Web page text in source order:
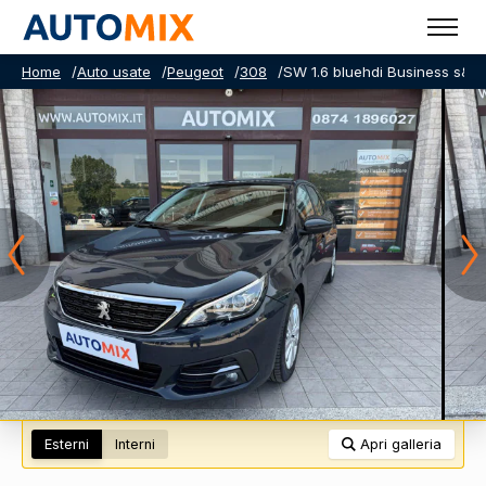
Home /Auto usate /Peugeot /308 /SW 1.6 bluehdi Business s&s
Esterni Interni Apri galleria